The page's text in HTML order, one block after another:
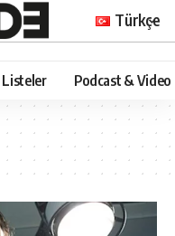
Türkçe
Listeler Podcast & Video